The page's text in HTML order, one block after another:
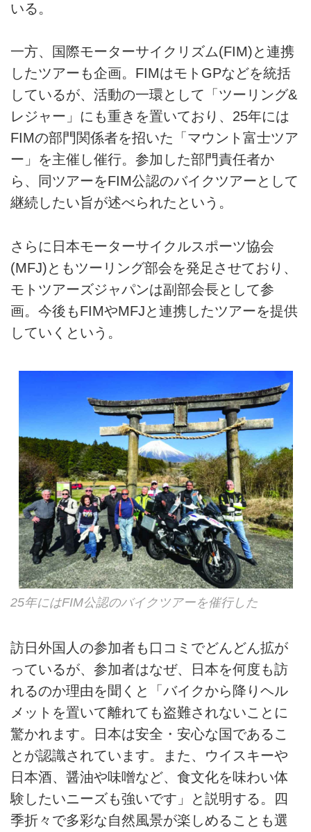
いる。
一方、国際モーターサイクリズム(FIM)と連携
したツアーも企画。FIMはモトGPなどを統括
しているが、活動の一環として「ツーリング&
レジャー」にも重きを置いており、25年には
FIMの部門関係者を招いた「マウント富士ツア
ー」を主催し催行。参加した部門責任者か
ら、同ツアーをFIM公認のバイクツアーとして
継続したい旨が述べられたという。
さらに日本モーターサイクルスポーツ協会
(MFJ)ともツーリング部会を発足させており、
モトツアーズジャパンは副部会長として参
画。今後もFIMやMFJと連携したツアーを提供
していくという。
25年にはFIM公認のバイクツアーを催行した
訪日外国人の参加者も口コミでどんどん拡が
っているが、参加者はなぜ、日本を何度も訪
れるのか理由を聞くと「バイクから降りヘル
メットを置いて離れても盗難されないことに
驚かれます。日本は安全・安心な国であるこ
とが認識されています。また、ウイスキーや
日本酒、醤油や味噌など、食文化を味わい体
験したいニーズも強いです」と説明する。四
季折々で多彩な自然風景が楽しめることも選